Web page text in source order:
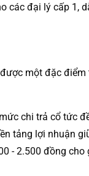
đại lý cấp 1,
một đặc
chi trả cổ tức
tảng lợi nhuận
- 2.500 đồng